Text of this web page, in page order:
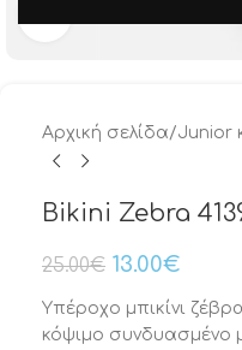
Αρχική σελίδα/Junior
Bikini Zebra
25.00€ 13.00€
Υπέροχο μπικίνι
κόψιμο συνδυασμένο